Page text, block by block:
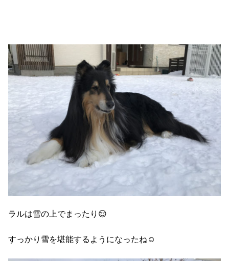
ラルは雪の上でまったり😌
すっかり雪を堪能するようになったね☺️